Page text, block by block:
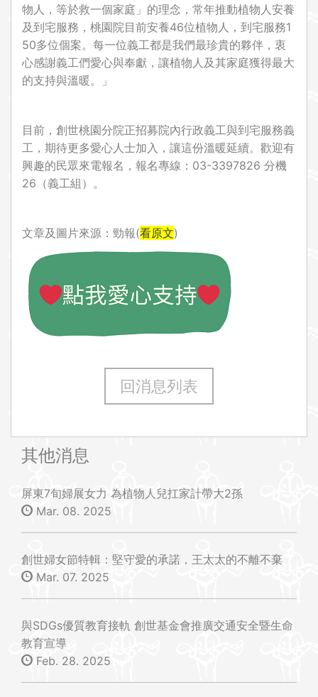
物人，等於救一個家庭」的理念，常年推動植物人安養
及到宅服務，桃園院目前安養46位植物人，到宅服務1
50多位個案。每一位義工都是我們最珍貴的夥伴，衷
心感謝義工們愛心與奉獻，讓植物人及其家庭獲得最大
的支持與溫暖。」
目前，創世桃園分院正招募院內行政義工與到宅服務義
工，期待更多愛心人士加入，讓這份溫暖延續。歡迎有
興趣的民眾來電報名，報名專線：03-3397826 分機
26（義工組）。
文章及圖片來源：勁報(看原文)
回消息列表
其他消息
屏東7旬婦展女力 為植物人兒扛家計帶大2孫
Mar. 08. 2025
創世婦女節特輯：堅守愛的承諾，王太太的不離不棄
Mar. 07. 2025
與SDGs優質教育接軌 創世基金會推廣交通安全暨生命
教育宣導
Feb. 28. 2025